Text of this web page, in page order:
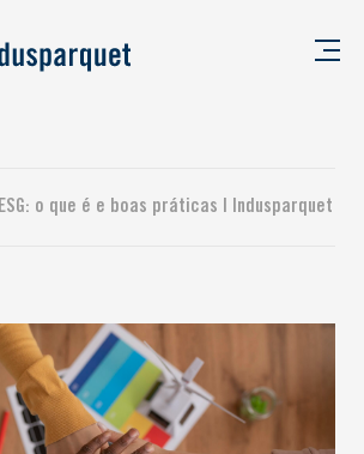
ESG: o que é e boas práticas | Indusparquet